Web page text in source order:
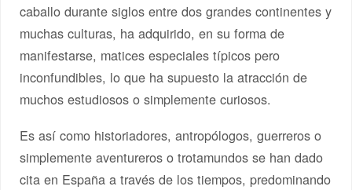
caballo durante siglos entre dos grandes continentes y
muchas culturas, ha adquirido, en su forma de
manifestarse, matices especiales típicos pero
inconfundibles, lo que ha supuesto la atracción de
muchos estudiosos o simplemente curiosos.
Es así como historiadores, antropólogos, guerreros o
simplemente aventureros o trotamundos se han dado
cita en España a través de los tiempos, predominando